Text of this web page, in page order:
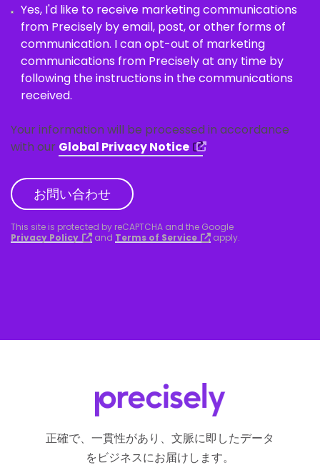
Yes, I'd like to receive marketing communications
from Precisely by email, post, or other forms of
communication. I can opt-out of marketing
communications from Precisely at any time by
following the instructions in the communications
received.
Your information will be processed in accordance
with our Global Privacy Notice
お問い合わせ
This site is protected by reCAPTCHA and the Google
Privacy Policy
and Terms of Service apply.
正確で、一貫性があり、文脈に即したデータ
をビジネスにお届けします。